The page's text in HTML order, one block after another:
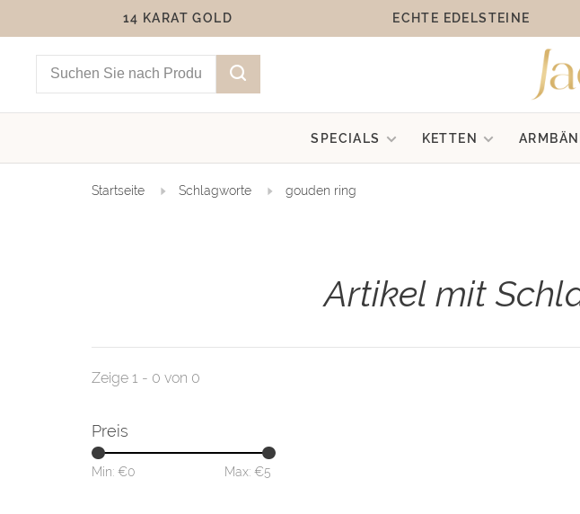
14 KARAT GOLD ECHTE EDELSTEINE
SPECIALS KETTEN
Startseite Schlagworte gouden ring
Artikel mit
Zeige 1 - 0 von 0
Preis
Min: €0 Max: €5